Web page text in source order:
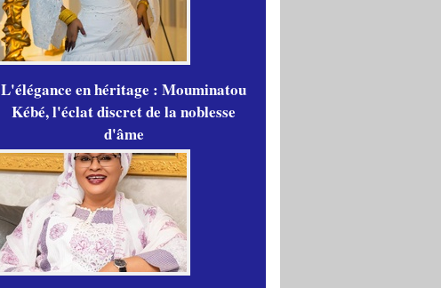
L'élégance en héritage : Mouminatou
Kébé, l'éclat discret de la noblesse
d'âme